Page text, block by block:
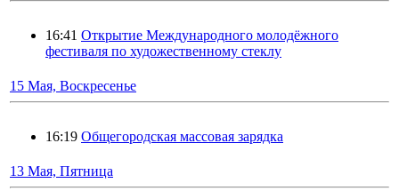
16:41 Открытие Международного молодёжного
фестиваля по художественному стеклу
15 Мая, Воскресенье
16:19 Общегородская массовая зарядка
13 Мая, Пятница